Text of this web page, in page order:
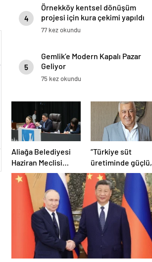
4
Örnekköy kentsel dönüşüm
projesi için kura çekimi yapıldı
77 kez okundu
5
Gemlik’e Modern Kapalı Pazar
Geliyor
75 kez okundu
Aliağa Belediyesi
Haziran Meclisi
Toplanıyor
“Türkiye süt
üretiminde güçlü,
ama tüketimde
bilinç şart”